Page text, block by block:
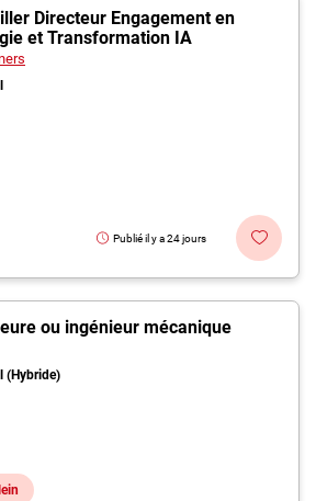
Directeur Engagement en
et Transformation IA
Publié il y a 24 jours
ou ingénieur mécanique
(Hybride)